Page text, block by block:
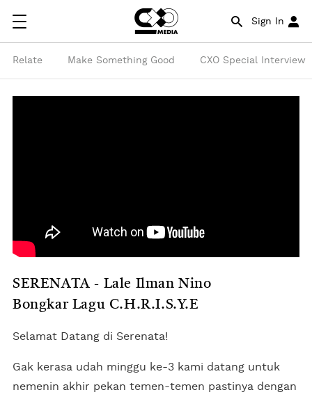
Sign In
Relate Make Something Good CXO Special Interview
SERENATA - Lale Ilman Nino
Bongkar Lagu C.H.R.I.S.Y.E
Selamat Datang di Serenata!
Gak kerasa udah minggu ke-3 kami datang untuk
nemenin akhir pekan temen-temen pastinya dengan